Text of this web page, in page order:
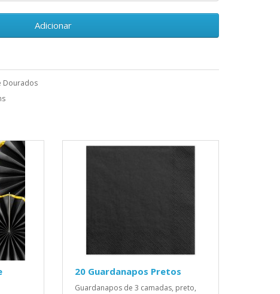
Adicionar
Dourados
20 Guardanapos Pretos
Guardanapos de 3 camadas, preto,